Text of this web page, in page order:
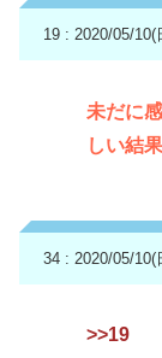
19 : 2020/05/10(
未だに
しい結
34 : 2020/05/10(
>>19